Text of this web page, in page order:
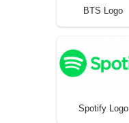
BTS Logo
Spotify Logo